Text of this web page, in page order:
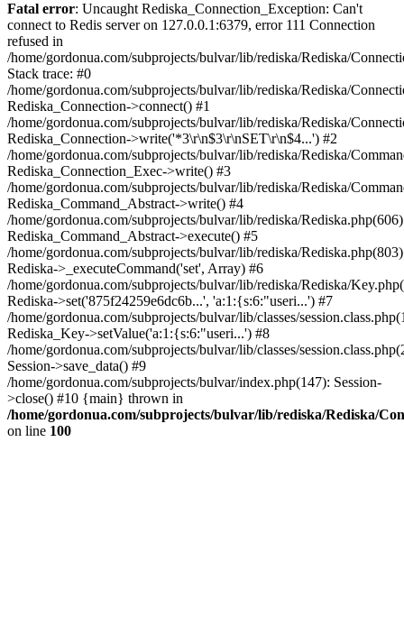
Fatal error: Uncaught Rediska_Connection_Exception: Can't
connect to Redis server on 127.0.0.1:6379, error 111 Connection
refused in
/home/gordonua.com/subprojects/bulvar/lib/rediska/Rediska/
Stack trace: #0
/home/gordonua.com/subprojects/bulvar/lib/rediska/Rediska/
Rediska_Connection->connect() #1
/home/gordonua.com/subprojects/bulvar/lib/rediska/Rediska/
Rediska_Connection->write('*3\r\n$3\r\nSET\r\n$4...') #2
/home/gordonua.com/subprojects/bulvar/lib/rediska/Rediska/
Rediska_Connection_Exec->write() #3
/home/gordonua.com/subprojects/bulvar/lib/rediska/Rediska/
Rediska_Command_Abstract->write() #4
/home/gordonua.com/subprojects/bulvar/lib/rediska/
Rediska_Command_Abstract->execute() #5
/home/gordonua.com/subprojects/bulvar/lib/rediska/
Rediska->_executeCommand('set', Array) #6
/home/gordonua.com/subprojects/bulvar/lib/rediska/Rediska/
Rediska->set('875f24259e6dc6b...', 'a:1:{s:6:"useri...') #7
/home/gordonua.com/subprojects/bulvar/lib/classes/
Rediska_Key->setValue('a:1:{s:6:"useri...') #8
/home/gordonua.com/subprojects/bulvar/lib/classes/
Session->save_data() #9
/home/gordonua.com/subprojects/bulvar/index.php(147): Session-
>close() #10 {main} thrown in
/home/gordonua.com/subprojects/bulvar/lib/rediska/Rediska/
on line 100